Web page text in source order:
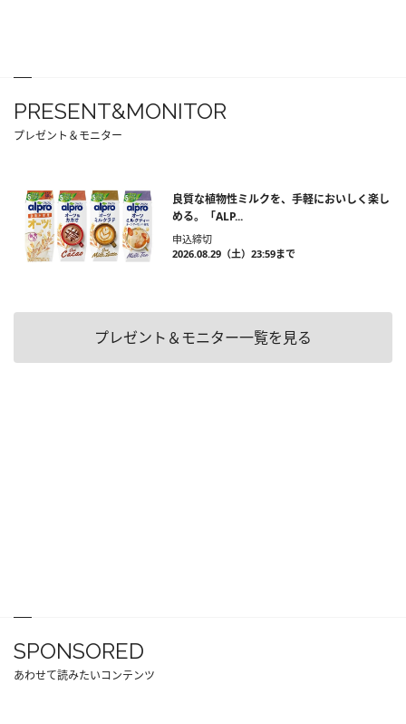
PRESENT&MONITOR
プレゼント＆モニター
良質な植物性ミルクを、手軽においしく楽し
める。「ALP...
申込締切
2026.08.29（土）23:59まで
プレゼント＆モニター一覧を見る
SPONSORED
あわせて読みたいコンテンツ